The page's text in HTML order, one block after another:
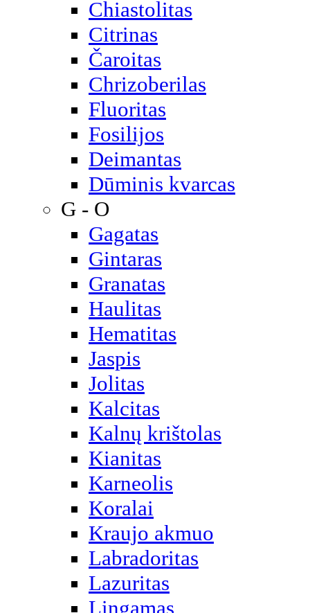
Chiastolitas
Citrinas
Čaroitas
Chrizoberilas
Fluoritas
Fosilijos
Deimantas
Dūminis kvarcas
G - O
Gagatas
Gintaras
Granatas
Haulitas
Hematitas
Jaspis
Jolitas
Kalcitas
Kalnų krištolas
Kianitas
Karneolis
Koralai
Kraujo akmuo
Labradoritas
Lazuritas
Lingamas